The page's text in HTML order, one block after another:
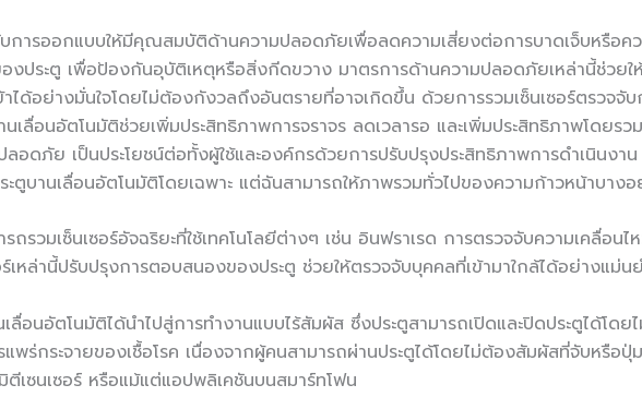
การออกแบบให้มีคุณสมบัติด้านความปลอดภัยเพื่อลดความเสี่ยงต่อการบาดเจ็บหรือคว
ประตู เพื่อป้องกันอุบัติเหตุหรือสิ่งกีดขวาง มาตรการด้านความปลอดภัยเหล่านี้ช่วยใ
ด้อย่างมั่นใจโดยไม่ต้องกังวลถึงอันตรายที่อาจเกิดขึ้น ด้วยการรวมเซ็นเซอร์ตรวจจับ
เลื่อนอัตโนมัติช่วยเพิ่มประสิทธิภาพการจราจร ลดเวลารอ และเพิ่มประสิทธิภาพโดยร
อดภัย เป็นประโยชน์ต่อทั้งผู้ใช้และองค์กรด้วยการปรับปรุงประสิทธิภาพการดำเนินงา
ตูบานเลื่อนอัตโนมัติโดยเฉพาะ แต่ฉันสามารถให้ภาพรวมทั่วไปของความก้าวหน้าบาง
ถรวมเซ็นเซอร์อัจฉริยะที่ใช้เทคโนโลยีต่างๆ เช่น อินฟราเรด การตรวจจับความเคลื่อน
ร์เหล่านี้ปรับปรุงการตอบสนองของประตู ช่วยให้ตรวจจับบุคคลที่เข้ามาใกล้ได้อย่างแม่น
ลื่อนอัตโนมัติได้นำไปสู่การทำงานแบบไร้สัมผัส ซึ่งประตูสามารถเปิดและปิดประตูได้โด
พร่กระจายของเชื้อโรค เนื่องจากผู้คนสามารถผ่านประตูได้โดยไม่ต้องสัมผัสที่จับหรือปุ่
เซนเซอร์ หรือแม้แต่แอปพลิเคชันบนสมาร์ทโฟน